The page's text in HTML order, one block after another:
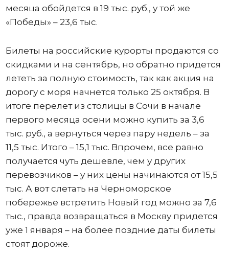
месяца обойдется в 19 тыс. руб., у той же
«Победы» – 23,6 тыс.
Билеты на российские курорты продаются со
скидками и на сентябрь, но обратно придется
лететь за полную стоимость, так как акция на
дорогу с моря начнется только 25 октября. В
итоге перелет из столицы в Сочи в начале
первого месяца осени можно купить за 3,6
тыс. руб., а вернуться через пару недель – за
11,5 тыс. Итого – 15,1 тыс. Впрочем, все равно
получается чуть дешевле, чем у других
перевозчиков – у них цены начинаются от 15,5
тыс. А вот слетать на Черноморское
побережье встретить Новый год можно за 7,6
тыс., правда возвращаться в Москву придется
уже 1 января – на более поздние даты билеты
стоят дороже.